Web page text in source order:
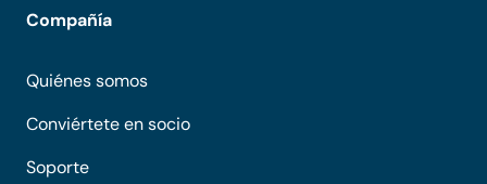
Compañía
Quiénes somos
Conviértete en socio
Soporte